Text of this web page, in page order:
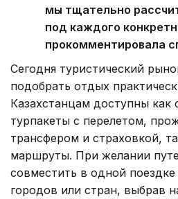
мы тщательно
под каждого
прокомментировала
Сегодня туристический
подобрать отдых
Казахстанцам доступны как
турпакеты с перелетом,
трансфером и страховкой,
маршруты. При желании
совместить в одной поездке
городов или стран, выбрав